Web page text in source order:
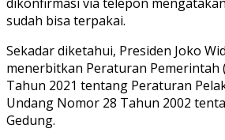
sudah bisa terpakai.
Sekadar diketahui, Presiden Joko
menerbitkan Peraturan Pemerintah
Tahun 2021 tentang Peraturan
Undang Nomor 28 Tahun 2002
Gedung.